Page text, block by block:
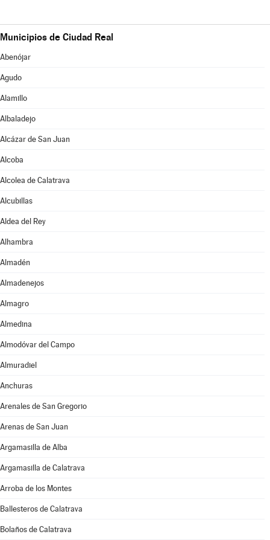
Municipios de Ciudad Real
Abenójar
Agudo
Alamillo
Albaladejo
Alcázar de San Juan
Alcoba
Alcolea de Calatrava
Alcubillas
Aldea del Rey
Alhambra
Almadén
Almadenejos
Almagro
Almedina
Almodóvar del Campo
Almuradiel
Anchuras
Arenales de San Gregorio
Arenas de San Juan
Argamasilla de Alba
Argamasilla de Calatrava
Arroba de los Montes
Ballesteros de Calatrava
Bolaños de Calatrava